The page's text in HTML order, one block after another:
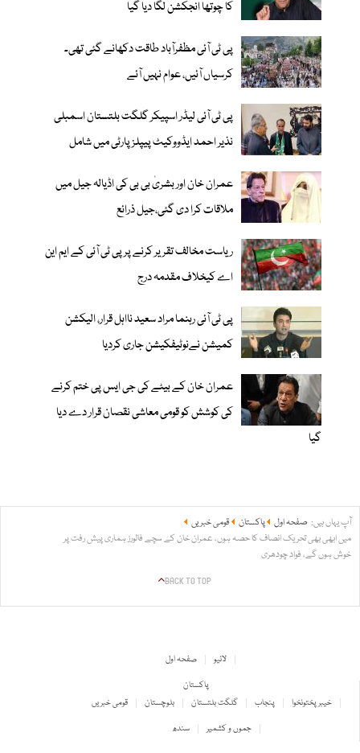
کا چوتھا انجکشن لگا دیا گیا
پی ٹی آئی مظفرآباد طاقت دکھانے گئی تھی۔
کرسیاں آئیں، عوام نہیں آئے
پی ٹی آئی لیڈر اسپیکر گلگت بلتستان اسمبلی
نذیر احمد ایڈووکیٹ پیپلزپارٹی میں شامل
عمران خان اور بشریٰ بی بی کی اڈیالہ جیل میں
ملاقات کرا دی گئی،جیل ذرائع
ریاست مخالف تقریر کرنے پر پی ٹی آئی کے ایم این
اے کیخلاف مقدمہ درج
پی ٹی آئی رہنما مراد سعید نااہل قرار، الیکشن
کمیشن نےنوٹیفکیشن جاری کردیا
عمران خان کے بیٹے کی جی ایس پی ختم کرنے
کی کوشش کو قومی معاشی نقصان قرار دے دیا
گیا
آپ یہاں ہیں: صفحہ اول پاکستان
قومی خبریں
میں ابھی بھی تحریک انصاف کا حصہ ہوں، عمران خان کے سچے فالورز ہماری پیش رفت پر
خوش ہوں گے، فواد چودھری
BACK TO TOP
صفحہ اول
لائیو
پاکستان
قومی خبریں
بلوچستان گلگت بلتستان پنجاب
خیبر پختونخوا
سندھ
جموں و کشمیر